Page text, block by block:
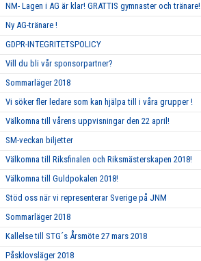
NM- Lagen i AG är klar! GRATTIS gymnaster och tränare!
Ny AG-tränare !
GDPR-INTEGRITETSPOLICY
Vill du bli vår sponsorpartner?
Sommarläger 2018
Vi söker fler ledare som kan hjälpa till i våra grupper !
Välkomna till vårens uppvisningar den 22 april!
SM-veckan biljetter
Välkomna till Riksfinalen och Riksmästerskapen 2018!
Välkomna till Guldpokalen 2018!
Stöd oss när vi representerar Sverige på JNM
Sommarläger 2018
Kallelse till STG´s Årsmöte 27 mars 2018
Påsklovsläger 2018